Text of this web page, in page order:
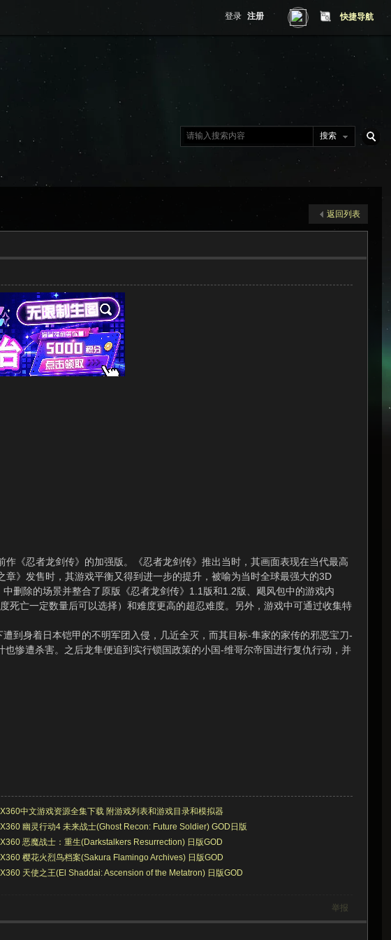
快捷导航
登录 注册
搜索
返回列表
忍者龙剑传》的加强版。《忍者龙剑传》推出当时，其画面表现在当代最高
》发售时，其游戏平衡又得到进一步的提升，被喻为当时全球最强大的3D
删除的场景并整合了原版《忍者龙剑传》1.1版和1.2版、飓风包中的游戏内
死亡一定数量后可以选择）和难度更高的超忍难度。另外，游戏中可通过收集特
身着日本铠甲的不明军团入侵，几近全灭，而其目标-隼家的家传的邪恶宝刀-
惨遭杀害。之后龙隼便追到实行锁国政策的小国-维哥尔帝国进行复仇行动，并
中文游戏资源全集下载 附游戏列表和游戏目录和模拟器
幽灵行动4 未来战士(Ghost Recon: Future Soldier) GOD日版
恶魔战士：重生(Darkstalkers Resurrection) 日版GOD
樱花火烈鸟档案(Sakura Flamingo Archives) 日版GOD
天使之王(El Shaddai: Ascension of the Metatron) 日版GOD
举报